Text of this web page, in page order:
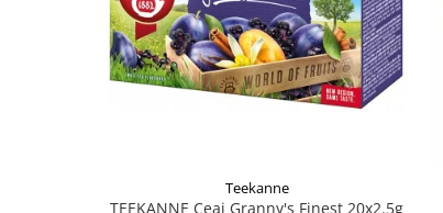
Teekanne
TEEKANNE Ceai Granny's Finest 20x2.5g